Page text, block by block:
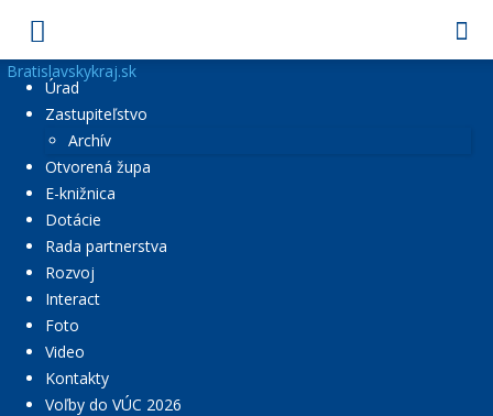
Bratislavskykraj.sk
Úrad
Zastupiteľstvo
Archív
Otvorená župa
E-knižnica
Dotácie
Rada partnerstva
Rozvoj
Interact
Foto
Video
Kontakty
Voľby do VÚC 2026